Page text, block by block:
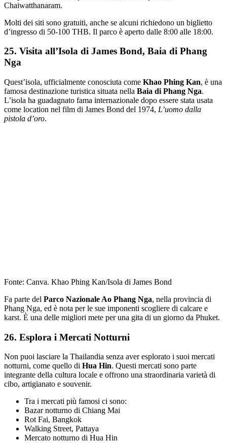
Chaiwatthanaram.
Molti dei siti sono gratuiti, anche se alcuni richiedono un biglietto
d’ingresso di 50-100 THB. Il parco è aperto dalle 8:00 alle 18:00.
25. Visita all’Isola di James Bond, Baia di Phang
Nga
Quest’isola, ufficialmente conosciuta come Khao Phing Kan, è una
famosa destinazione turistica situata nella Baia di Phang Nga.
L’isola ha guadagnato fama internazionale dopo essere stata usata
come location nel film di James Bond del 1974, L’uomo dalla
pistola d’oro.
Fonte: Canva. Khao Phing Kan/Isola di James Bond
Fa parte del Parco Nazionale Ao Phang Nga, nella provincia di
Phang Nga, ed è nota per le sue imponenti scogliere di calcare e
karst. È una delle migliori mete per una gita di un giorno da Phuket.
26. Esplora i Mercati Notturni
Non puoi lasciare la Thailandia senza aver esplorato i suoi mercati
notturni, come quello di Hua Hin. Questi mercati sono parte
integrante della cultura locale e offrono una straordinaria varietà di
cibo, artigianato e souvenir.
Tra i mercati più famosi ci sono:
Bazar notturno di Chiang Mai
Rot Fai, Bangkok
Walking Street, Pattaya
Mercato notturno di Hua Hin